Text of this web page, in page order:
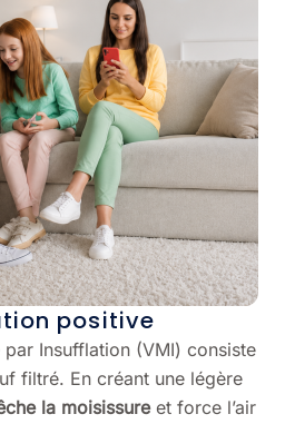
positive
Insufflation (VMI) consiste
filtré. En créant une légère
la moisissureet force l’air